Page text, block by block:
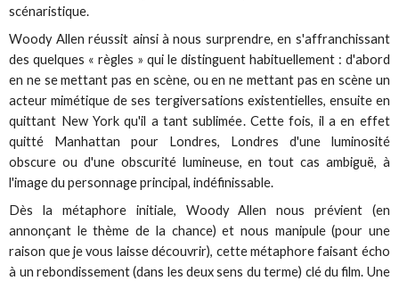
scénaristique.
Woody Allen réussit ainsi à nous surprendre, en s'affranchissant
des quelques « règles » qui le distinguent habituellement : d'abord
en ne se mettant pas en scène, ou en ne mettant pas en scène un
acteur mimétique de ses tergiversations existentielles, ensuite en
quittant New York qu'il a tant sublimée. Cette fois, il a en effet
quitté Manhattan pour Londres, Londres d'une luminosité
obscure ou d'une obscurité lumineuse, en tout cas ambiguë, à
l'image du personnage principal, indéfinissable.
Dès la métaphore initiale, Woody Allen nous prévient (en
annonçant le thème de la chance) et nous manipule (pour une
raison que je vous laisse découvrir), cette métaphore faisant écho
à un rebondissement (dans les deux sens du terme) clé du film. Une